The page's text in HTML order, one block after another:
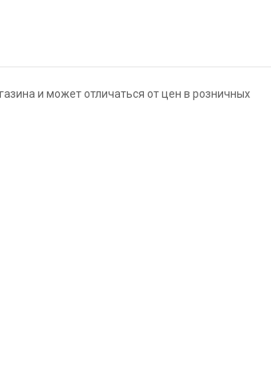
достигать чрезвычайной прозрачности
обладает высочайшим показателем
и может отличаться от цен в розничных